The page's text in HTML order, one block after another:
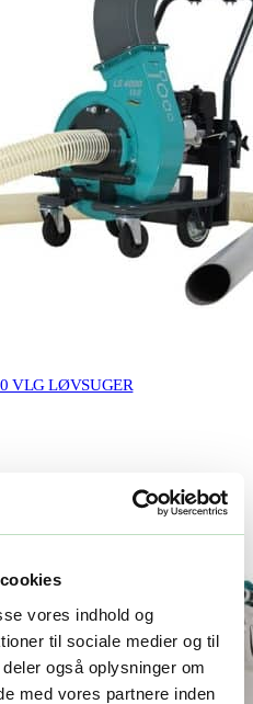
vores indhold og
til sociale medier og til
også oplysninger om
med vores partnere inden
VLG LØVSUGER